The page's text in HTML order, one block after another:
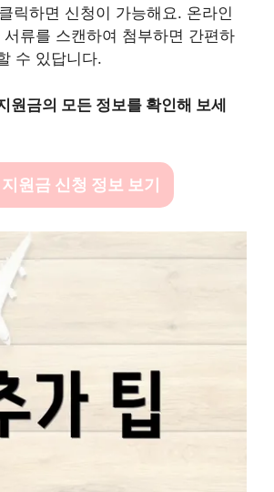
릭하면 신청이 가능해요. 온라인
류를 스캔하여 첨부하면 간편하
수 있답니다.
원금의 모든 정보를 확인해 보세
지원금 신청 정보 보기